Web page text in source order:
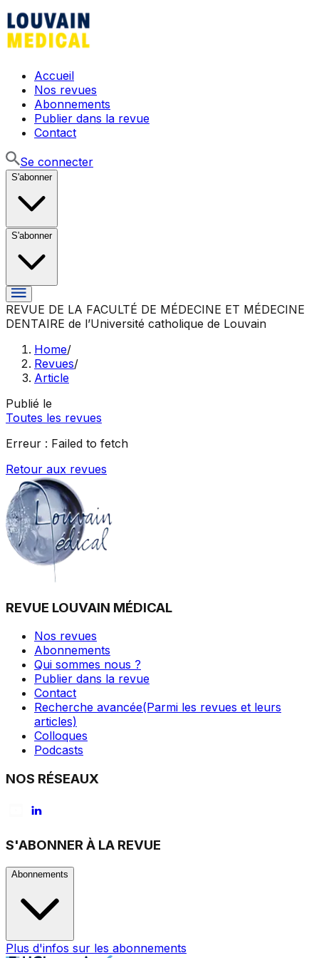
Accueil
Nos revues
Abonnements
Publier dans la revue
Contact
Se connecter
S'abonner
S'abonner
REVUE DE LA FACULTÉ DE MÉDECINE ET MÉDECINE
DENTAIRE de l’Université catholique de Louvain
Home/
Revues/
Article
Publié le
Toutes les revues
Erreur : Failed to fetch
Retour aux revues
REVUE LOUVAIN MÉDICAL
Nos revues
Abonnements
Qui sommes nous ?
Publier dans la revue
Contact
Recherche avancée(Parmi les revues et leurs
articles)
Colloques
Podcasts
NOS RÉSEAUX
S'ABONNER À LA REVUE
Abonnements
Plus d'infos sur les abonnements